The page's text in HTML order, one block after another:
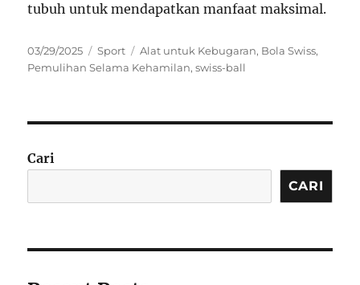
tubuh untuk mendapatkan manfaat maksimal.
Posted
on
03/29/2025 Categories
Sport Tags
Alat untuk Kebugaran, Bola Swiss,
Pemulihan Selama Kehamilan,swiss-ball
Cari
CARI